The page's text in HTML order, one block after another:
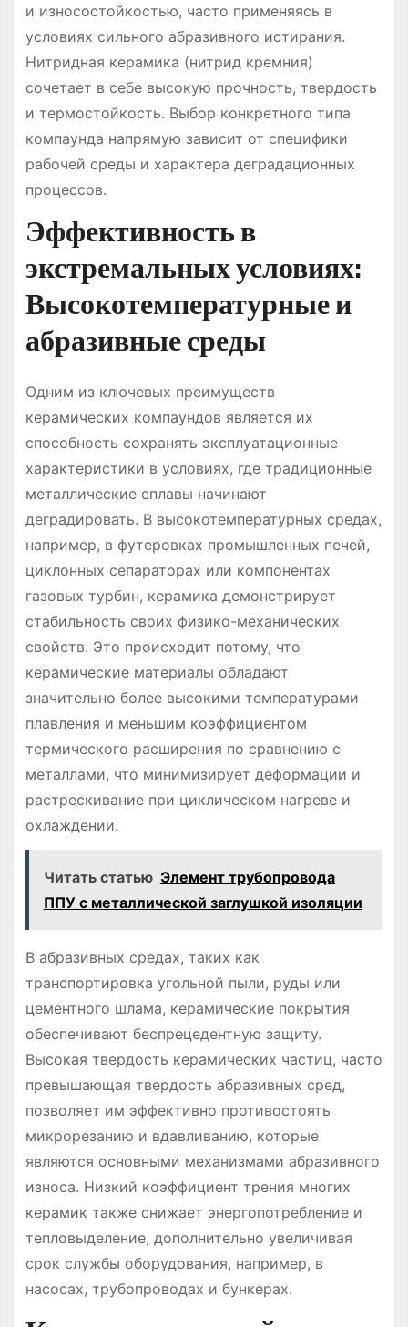
и износостойкостью, часто применяясь в
условиях сильного абразивного истирания.
Нитридная керамика (нитрид кремния)
сочетает в себе высокую прочность, твердость
и термостойкость. Выбор конкретного типа
компаунда напрямую зависит от специфики
рабочей среды и характера деградационных
процессов.
Эффективность в
экстремальных условиях:
Высокотемпературные и
абразивные среды
Одним из ключевых преимуществ
керамических компаундов является их
способность сохранять эксплуатационные
характеристики в условиях, где традиционные
металлические сплавы начинают
деградировать. В высокотемпературных средах,
например, в футеровках промышленных печей,
циклонных сепараторах или компонентах
газовых турбин, керамика демонстрирует
стабильность своих физико-механических
свойств. Это происходит потому, что
керамические материалы обладают
значительно более высокими температурами
плавления и меньшим коэффициентом
термического расширения по сравнению с
металлами, что минимизирует деформации и
растрескивание при циклическом нагреве и
охлаждении.
Читать статью Элемент трубопровода
ППУ с металлической заглушкой изоляции
В абразивных средах, таких как
транспортировка угольной пыли, руды или
цементного шлама, керамические покрытия
обеспечивают беспрецедентную защиту.
Высокая твердость керамических частиц, часто
превышающая твердость абразивных сред,
позволяет им эффективно противостоять
микрорезанию и вдавливанию, которые
являются основными механизмами абразивного
износа. Низкий коэффициент трения многих
керамик также снижает энергопотребление и
тепловыделение, дополнительно увеличивая
срок службы оборудования, например, в
насосах, трубопроводах и бункерах.